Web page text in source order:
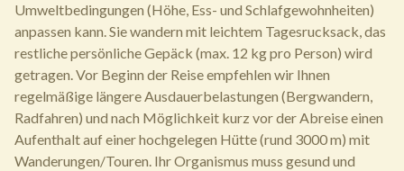
Umweltbedingungen (Höhe, Ess- und Schlafgewohnheiten)
anpassen kann. Sie wandern mit leichtem Tagesrucksack, das
restliche persönliche Gepäck (max. 12 kg pro Person) wird
getragen. Vor Beginn der Reise empfehlen wir Ihnen
regelmäßige längere Ausdauerbelastungen (Bergwandern,
Radfahren) und nach Möglichkeit kurz vor der Abreise einen
Aufenthalt auf einer hochgelegen Hütte (rund 3000 m) mit
Wanderungen/Touren. Ihr Organismus muss gesund und